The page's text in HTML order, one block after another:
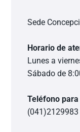
Sede
Horario de
Lunes a
Sábado de
Teléfono
(041)2129983